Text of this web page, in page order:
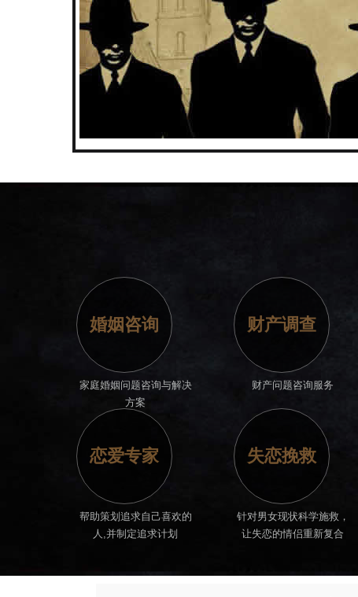
婚姻咨询
家庭婚姻问题咨询与解决
方案
财产调查
财产问题咨询服务
恋爱专家
帮助策划追求自己喜欢的
人,并制定追求计划
失恋挽救
针对男女现状科学施救，
让失恋的情侣重新复合